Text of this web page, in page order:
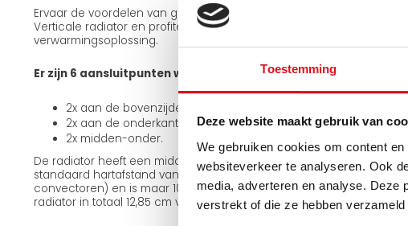
Toestemming
Deze website maakt gebruik van
We gebruiken cookies om content
websiteverkeer te analyseren. Ook
media, adverteren en analyse. Deze
verstrekt of die ze hebben
Ervaar de voordelen van geavanceerde verwarmings-technologie
Verticale radiator en profiteer van een efficiëntere, economisch
verwarmingsoplossing.
Er zijn 6 aansluitpunten waardoor je het op meerdere manieren
2x aan de bovenzijde links en rechts.
2x aan de onderkant links en rechts.
2x midden-onder.
De radiator heeft een midden-onder aansluiting (3/4 euroconus
standaard hartafstand van 5 cm. De radiator is uitgevoerd in de
convectoren) en is maar 10,4 cm dik. Na het ophangen van de
radiator in totaal 12,85 cm van de muur af.